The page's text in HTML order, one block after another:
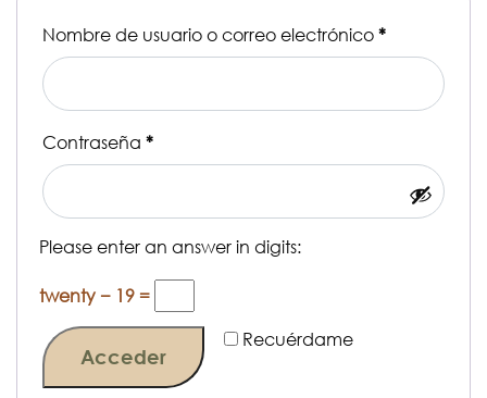
Nombre de usuario o correo electrónico*
Contraseña *
Please enter an answer in digits:
twenty − 19 =
Recuérdame
Acceder